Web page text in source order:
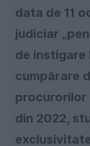
data de 11
judiciar
de instigare
cumpărare
procurorilor
din 2022,